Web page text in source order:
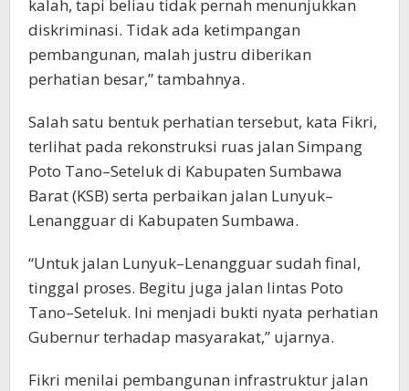
kalah, tapi beliau tidak pernah menunjukkan
diskriminasi. Tidak ada ketimpangan
pembangunan, malah justru diberikan
perhatian besar,” tambahnya.
Salah satu bentuk perhatian tersebut, kata Fikri,
terlihat pada rekonstruksi ruas jalan Simpang
Poto Tano–Seteluk di Kabupaten Sumbawa
Barat (KSB) serta perbaikan jalan Lunyuk–
Lenangguar di Kabupaten Sumbawa.
“Untuk jalan Lunyuk–Lenangguar sudah final,
tinggal proses. Begitu juga jalan lintas Poto
Tano–Seteluk. Ini menjadi bukti nyata perhatian
Gubernur terhadap masyarakat,” ujarnya.
Fikri menilai pembangunan infrastruktur jalan